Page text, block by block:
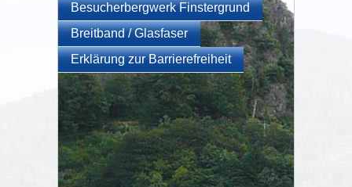
Besucherbergwerk Finstergrund
Breitband / Glasfaser
Erklärung zur Barrierefreiheit